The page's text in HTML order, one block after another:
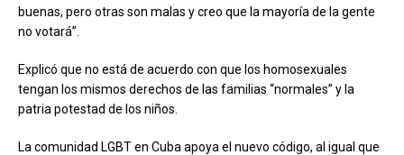
buenas, pero otras son malas y creo que la mayoría de la gente
no votará”.
Explicó que no está de acuerdo con que los homosexuales
tengan los mismos derechos de las familias “normales” y la
patria potestad de los niños.
La comunidad LGBT en Cuba apoya el nuevo código, al igual que